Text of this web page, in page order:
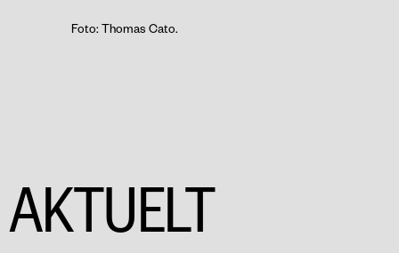
Foto: Thomas Cato.
AKTUELT